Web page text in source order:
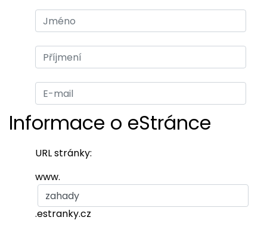
Informace o eStránce
URL stránky:
www.
.estranky.cz